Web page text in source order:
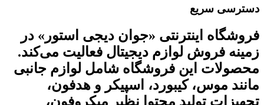
دسترسی سریع
فروشگاه اینترنتی «جوان دیجی استور» در
زمینه فروش لوازم دیجیتال فعالیت می‌کند.
محصولات این فروشگاه شامل لوازم جانبی
مانند موس، کیبورد، اسپیکر و هدفون،
تجهیزات تولید محتوا نظیر میکروفون،